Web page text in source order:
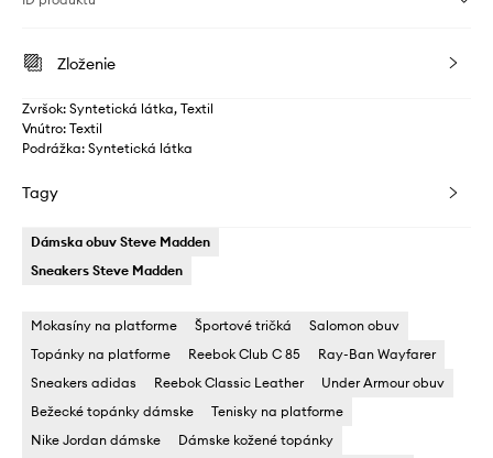
Zloženie
Zvršok: Syntetická látka, Textil
Vnútro: Textil
Podrážka: Syntetická látka
Tagy
Dámska obuv Steve Madden
Sneakers Steve Madden
Mokasíny na platforme Športové tričká
Salomon obuv
Topánky na platforme
Reebok Club C 85
Ray-Ban Wayfarer
Sneakers adidas
Reebok Classic Leather
Under Armour obuv
Bežecké topánky dámske
Tenisky na platforme
Nike Jordan dámske
Dámske kožené topánky